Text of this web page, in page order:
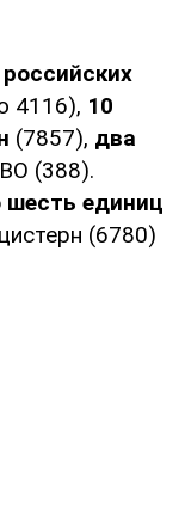
4116), 10
(7857), два
(388).
шесть единиц
(6780)